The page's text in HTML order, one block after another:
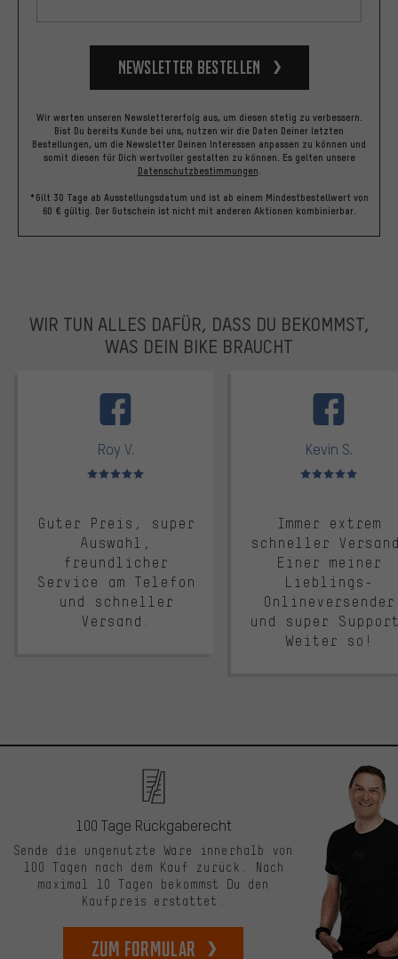
Newsletter bestellen
Wir werten unseren Newslettererfolg aus, um diesen stetig zu verbessern.
Bist Du bereits Kunde bei uns, nutzen wir die Daten Deiner letzten
Bestellungen, um die Newsletter Deinen Interessen anpassen zu können und
somit diesen für Dich wertvoller gestalten zu können. Es gelten unsere
Datenschutzbestimmungen
*Gilt 30 Tage ab Ausstellungsdatum und ist ab einem Mindestbestellwert von
60 € gültig. Der Gutschein ist nicht mit anderen Aktionen kombinierbar.
WIR TUN ALLES DAFÜR, DASS DU BEKOMMST,
WAS DEIN BIKE BRAUCHT
Roy V.
Bewertungen: 5 von 5
Guter Preis, super
Auswahl,
freundlicher
Service am Telefon
und schneller
Versand.
Kevin S.
Bewertungen: 5 von 5
Immer extrem
schneller
Einer meiner
Lieblings-
Onlineversender
und super
Weiter so!
100 Tage Rückgaberecht
Sende die ungenutzte Ware innerhalb von
100 Tagen nach dem Kauf zurück. Nach
maximal 10 Tagen bekommst Du den
Kaufpreis erstattet.
zum Formular